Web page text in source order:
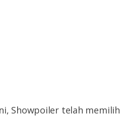
Showpoiler telah